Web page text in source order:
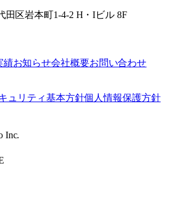
田区岩本町1-4-2 H・Iビル 8F
績お知らせ会社概要お問い合わせ
ュリティ基本方針個人情報保護方針
Inc.